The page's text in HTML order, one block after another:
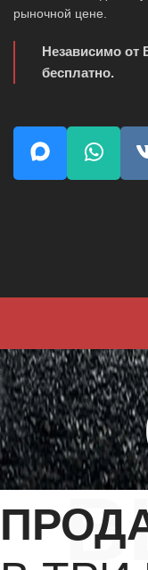
рыночной цене.
Независимо от
бесплатно.